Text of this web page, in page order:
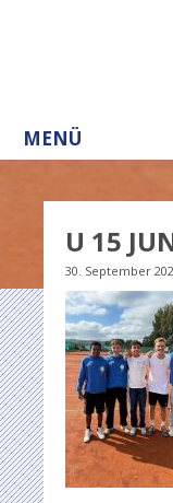
MENÜ
U 15
30. September